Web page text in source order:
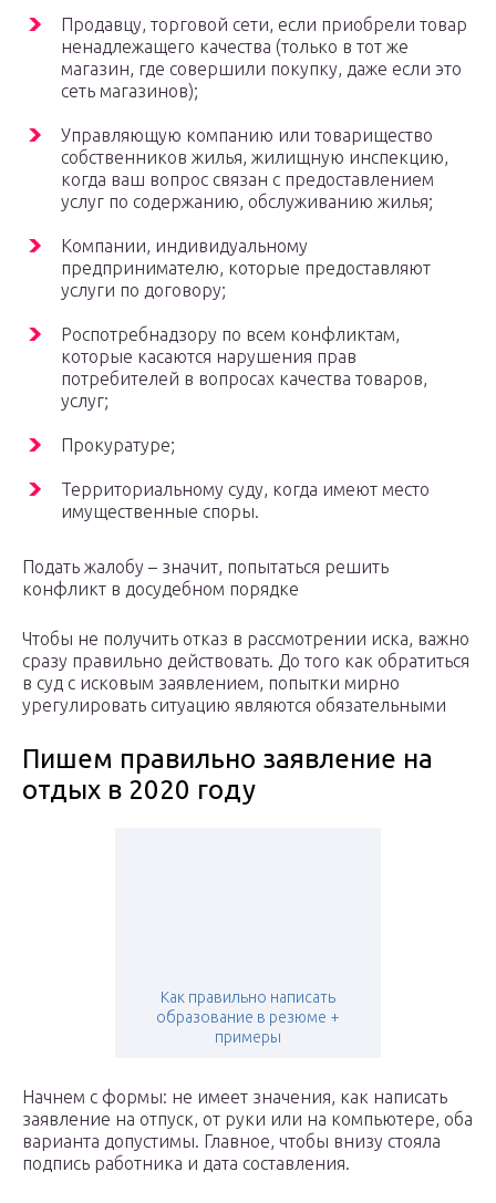
Продавцу, торговой сети, если приобрели товар
ненадлежащего качества (только в тот же
магазин, где совершили покупку, даже если это
сеть магазинов);
Управляющую компанию или товарищество
собственников жилья, жилищную инспекцию,
когда ваш вопрос связан с предоставлением
услуг по содержанию, обслуживанию жилья;
Компании, индивидуальному
предпринимателю, которые предоставляют
услуги по договору;
Роспотребнадзору по всем конфликтам,
которые касаются нарушения прав
потребителей в вопросах качества товаров,
услуг;
Прокуратуре;
Территориальному суду, когда имеют место
имущественные споры.
Подать жалобу – значит, попытаться решить
конфликт в досудебном порядке
Чтобы не получить отказ в рассмотрении иска, важно
сразу правильно действовать. До того как обратиться
в суд с исковым заявлением, попытки мирно
урегулировать ситуацию являются обязательными
Пишем правильно заявление на
отдых в 2020 году
Как правильно написать
образование в резюме +
примеры
Начнем с формы: не имеет значения, как написать
заявление на отпуск, от руки или на компьютере, оба
варианта допустимы. Главное, чтобы внизу стояла
подпись работника и дата составления.